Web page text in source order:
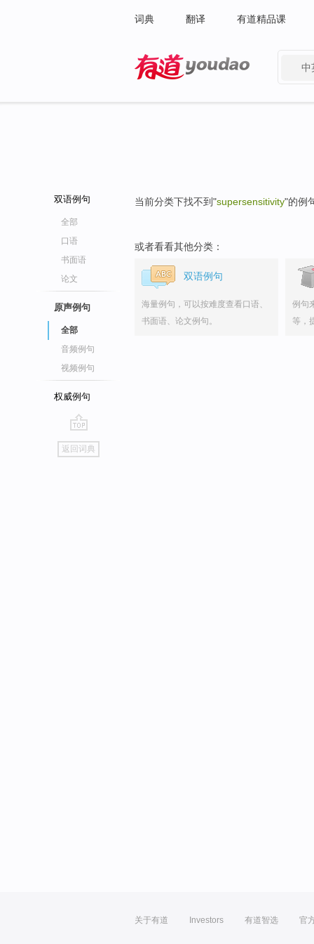
词典 翻译 有道精品课
中
双语例句
全部
口语
书面语
论文
原声例句
全部
音频例句
视频例句
权威例句
go
top
返回词典
当前分类下找不到"supersensitivity"的例
或者看看其他分类：
双语例句
海量例句，可以按难度查看口语、
书面语、论文例句。
例句
等，
关于有道 Investors 有道智选 官